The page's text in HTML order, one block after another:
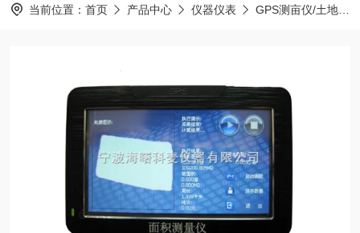
当前位置： 首页 产品中心 仪器仪表 GPS测亩仪/土地面积测量仪